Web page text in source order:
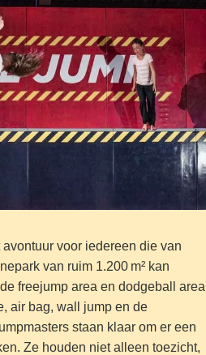
voor iedereen die van
van ruim 1.200 m² kan
freejump area en dodgeball area
air bag, wall jump en de
staan klaar om er een
Ze houden niet alleen toezicht,